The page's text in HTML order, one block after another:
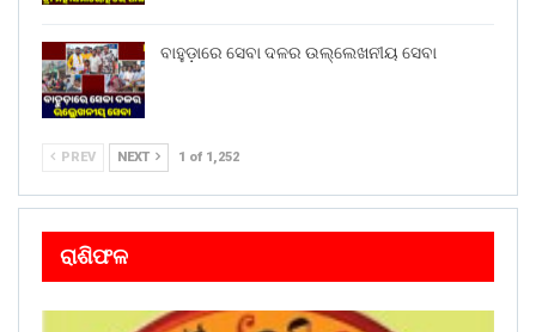
ବାହୁଡ଼ାରେ ସେବା ଦଳର ଉଲ୍ଲେଖନୀୟ ସେବା
PREV NEXT 1 of 1,252
ରାଶିଫଳ